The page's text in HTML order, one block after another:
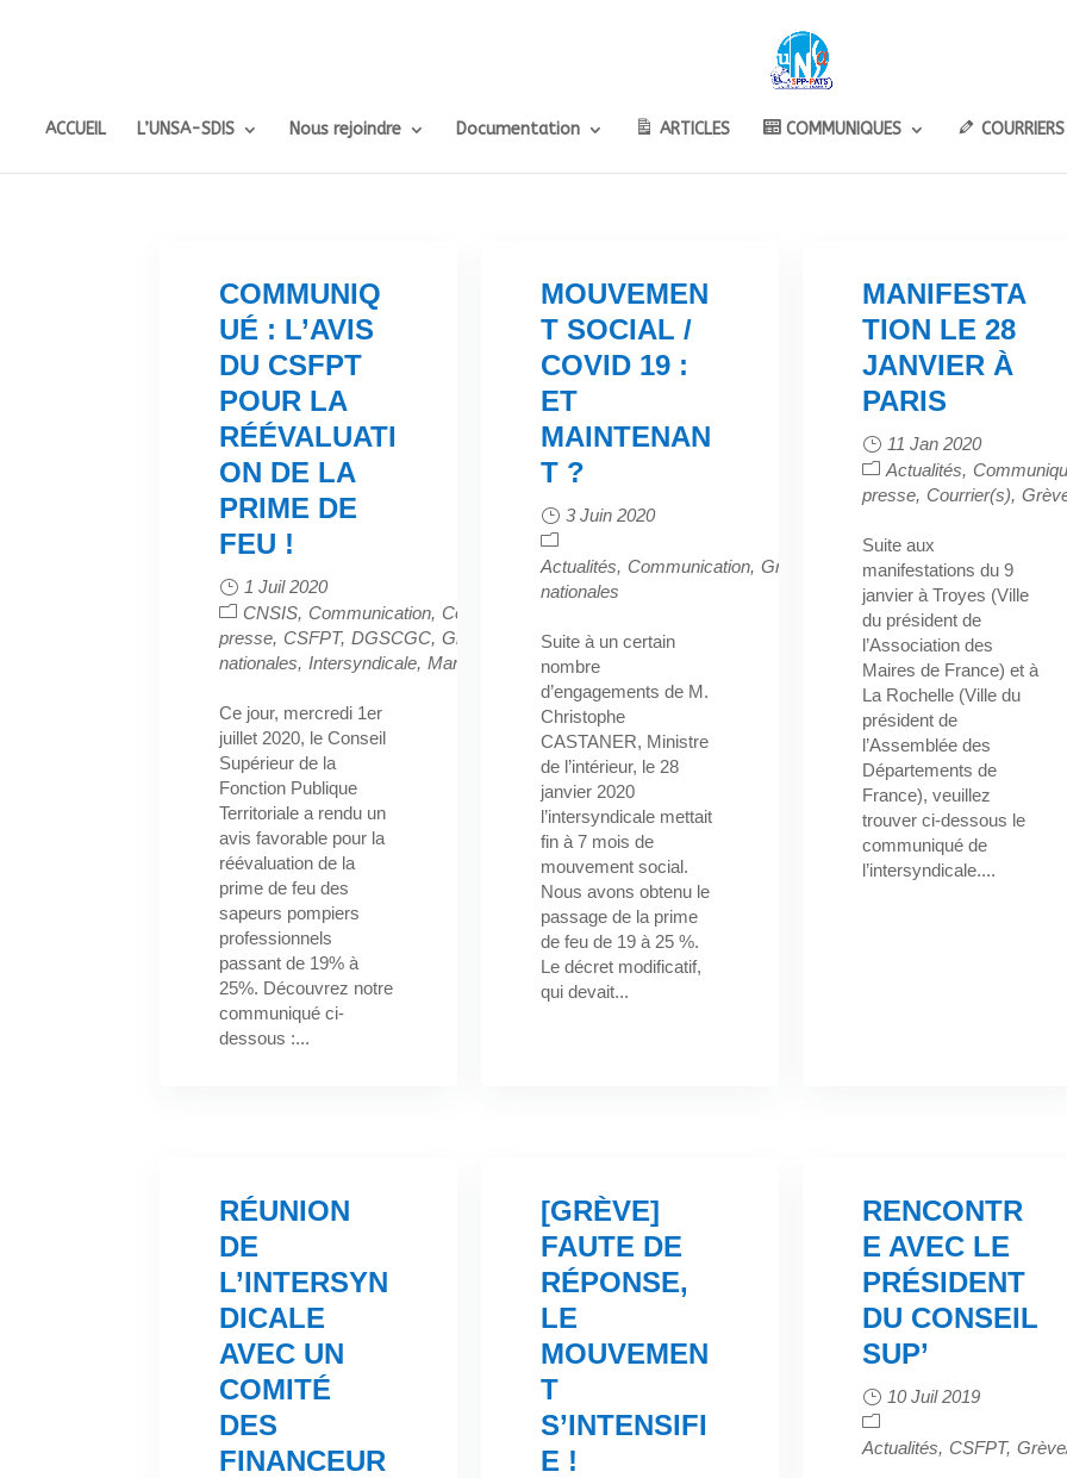
ACCUEIL L’UNSA-SDIS Nous rejoindre Documentation ARTICLES COMMUNIQUES COURRIERS
COMMUNIQ
UÉ : L’AVIS
DU CSFPT
POUR LA
RÉÉVALUATI
ON DE LA
PRIME DE
FEU !
1 Juil 2020
CNSIS Communication Communiqué de
presse CSFPT DGSCGC Grève/Manifestation
Informations
nationales
Intersyndicale Manifestation Médias/Presses
Ce jour, mercredi 1er
juillet 2020, le Conseil
Supérieur de la
Fonction Publique
Territoriale a rendu un
avis favorable pour la
réévaluation de la
prime de feu des
sapeurs pompiers
professionnels
passant de 19% à
25%. Découvrez notre
communiqué ci-
dessous :...
MOUVEMEN
T SOCIAL /
COVID 19 :
ET
MAINTENAN
T ?
3 Juin 2020
Actualités Communication Grève/Manifestation Informations
nationales
Suite à un certain
nombre
d’engagements de M.
Christophe
CASTANER, Ministre
de l’intérieur, le 28
janvier 2020
l’intersyndicale mettait
fin à 7 mois de
mouvement social.
Nous avons obtenu le
passage de la prime
de feu de 19 à 25 %.
Le décret modificatif,
qui devait...
MANIFESTA
TION LE 28
JANVIER À
PARIS
11 Jan 2020
Actualités
presse
Courrier(s)
Suite aux
manifestations du 9
janvier à Troyes (Ville
du président de
l’Association des
Maires de France) et à
La Rochelle (Ville du
président de
l’Assemblée des
Départements de
France), veuillez
trouver ci-dessous le
communiqué de
l’intersyndicale....
RÉUNION
DE
L’INTERSYN
DICALE
AVEC UN
COMITÉ
DES
FINANCEUR
[GRÈVE]
FAUTE DE
RÉPONSE,
LE
MOUVEMEN
T
S’INTENSIFI
E !
RENCONTR
E AVEC LE
PRÉSIDENT
DU CONSEIL
SUP’
10 Juil 2019
Actualités CSFPT